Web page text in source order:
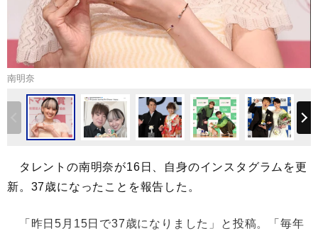
南明奈
タレントの南明奈が16日、自身のインスタグラムを更
新。37歳になったことを報告した。
「昨日5月15日で37歳になりました」と投稿。「毎年